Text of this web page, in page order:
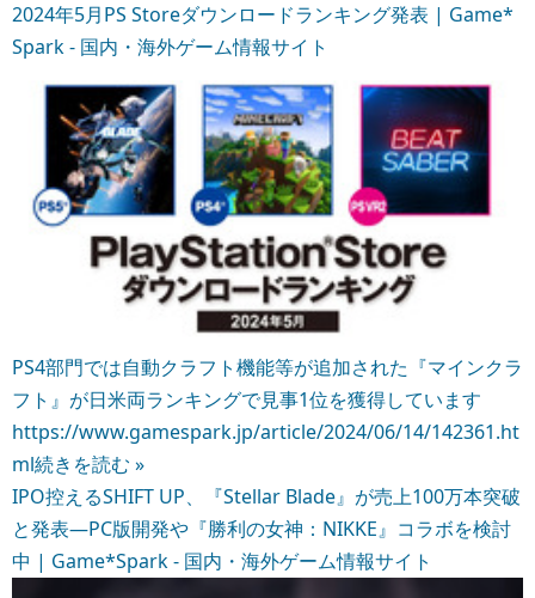
2024年5月PS Storeダウンロードランキング発表 | Game*
Spark - 国内・海外ゲーム情報サイト
PS4部門では自動クラフト機能等が追加された『マインクラ
フト』が日米両ランキングで見事1位を獲得しています
https://www.gamespark.jp/article/2024/06/14/142361.ht
ml続きを読む »
IPO控えるSHIFT UP、『Stellar Blade』が売上100万本突破
と発表―PC版開発や『勝利の女神：NIKKE』コラボを検討
中 | Game*Spark - 国内・海外ゲーム情報サイト